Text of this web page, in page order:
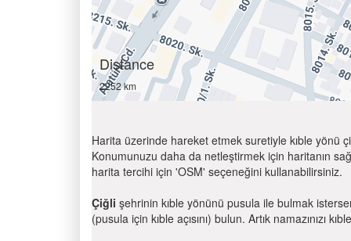
Distance
2252 km
Harita üzerinde hareket etmek suretiyle kıble yönü
Konumunuzu daha da netleştirmek için haritanın
harita tercihi için 'OSM' seçeneğini kullanabilirsiniz.
Çiğli şehrinin kıble yönünü pusula ile bulmak
(pusula için kıble açısını) bulun. Artık namazınızı